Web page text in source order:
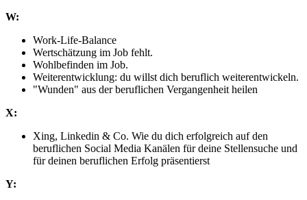
W:
Work-Life-Balance
Wertschätzung im Job fehlt.
Wohlbefinden im Job.
Weiterentwicklung: du willst dich beruflich weiterentwickeln.
"Wunden" aus der beruflichen Vergangenheit heilen
X:
Xing, Linkedin & Co. Wie du dich erfolgreich auf den
beruflichen Social Media Kanälen für deine Stellensuche und
für deinen beruflichen Erfolg präsentierst
Y: